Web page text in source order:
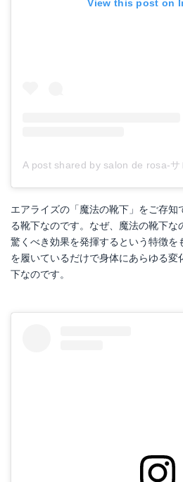
View this post on
エアライズの「魔法の靴下」をご存知
る靴下なのです。なぜ、魔法の靴下な
驚くべき効果を発揮するという特徴を
を履いているだけで身体にあらゆる変
下なのです。